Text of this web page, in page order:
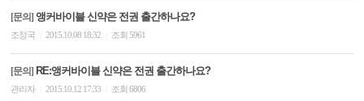
[문의] 앵커바이블 신약은 전권 출간하나요?
조정국 2015.10.08 18:32 조회 5961
[문의] RE:앵커바이블 신약은 전권 출간하나요?
관리자 2015.10.12 17:33 조회 6806